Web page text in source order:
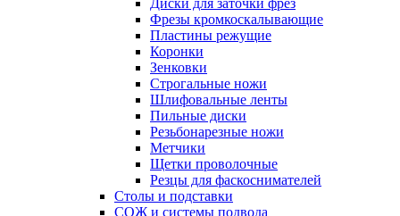
Диски для заточки фрез
Фрезы кромкоскалывающие
Пластины режущие
Коронки
Зенковки
Строгальные ножи
Шлифовальные ленты
Пильные диски
Резьбонарезные ножи
Метчики
Щетки проволочные
Резцы для фаскоснимателей
Столы и подставки
СОЖ и системы подвода